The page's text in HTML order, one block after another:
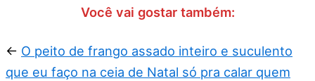
Você vai gostar também:
← O peito de frango assado inteiro e suculento
que eu faço na ceia de Natal só pra calar quem